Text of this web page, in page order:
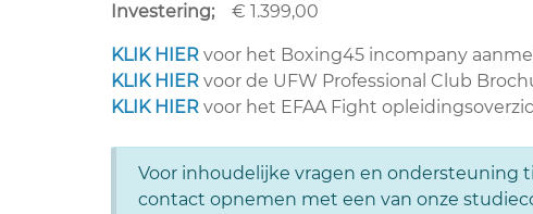
Investering;€ 1.399,00
KLIK HIER voor het Boxing45 incompany
KLIK HIER voor de UFW Professional Club
KLIK HIER voor het EFAA Fight
Voor inhoudelijke vragen en ondersteuning
contact opnemen met een van onze